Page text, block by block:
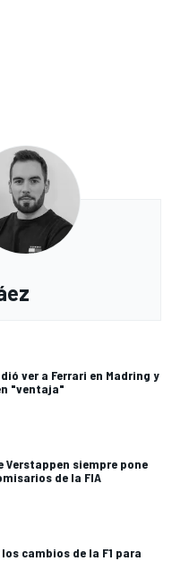
ver a Ferrari en Madring y
"ventaja"
Verstappen siempre pone
de la FIA
cambios de la F1 para